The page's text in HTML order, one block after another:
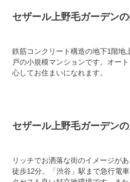
セザール上野毛ガーデン
鉄筋コンクリート構造の地下1階地
戸の小規模マンションです。オー
心してお住まいになれます。
セザール上野毛ガーデン
リッチでお洒落な街のイメージが
徒歩12分。「渋谷」駅まで急行電